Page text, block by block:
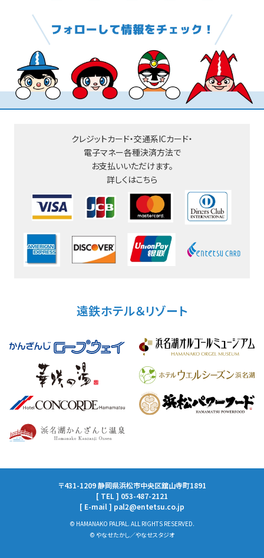
クレジットカード・交通系ICカード・
電子マネー各種決済方法で
お支払いいただけます。
詳しくはこちら
遠鉄ホテル＆リゾート
〒431-1209 静岡県浜松市中央区舘山寺町1891
[ TEL ] 053-487-2121
[ E-mail ] pal2@entetsu.co.jp
© HAMANAKO PALPAL. ALL RIGHTS RESERVED.
© やなせたかし／やなせスタジオ